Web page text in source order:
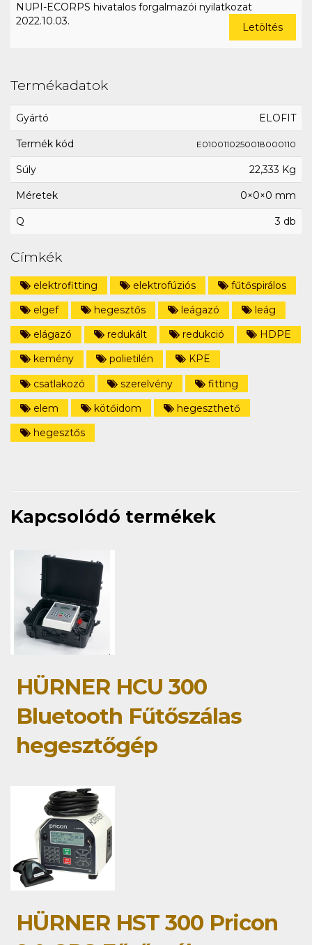
NUPI-ECORPS hivatalos forgalmazói nyilatkozat
2022.10.03.
Letöltés
Termékadatok
Gyártó ELOFIT
Termék kód E0100110250018000110
Súly 22,333 Kg
Méretek 0×0×0 mm
Q 3 db
Címkék
elektrofitting elektrofúziós
fűtőspirálos
elgef
hegesztős leágazó
leág
elágazó
redukált redukció
HDPE
kemény
polietilén
KPE
csatlakozó
szerelvény
fitting
elem
kötőidom
hegeszthető
hegesztős
Kapcsolódó termékek
HÜRNER HCU 300
Bluetooth Fűtőszálas
hegesztőgép
HÜRNER HST 300 Pricon